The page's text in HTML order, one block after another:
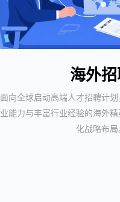
海外
面向全球启动高端人才招聘计
业能力与丰富行业经验的海外
化战略布局